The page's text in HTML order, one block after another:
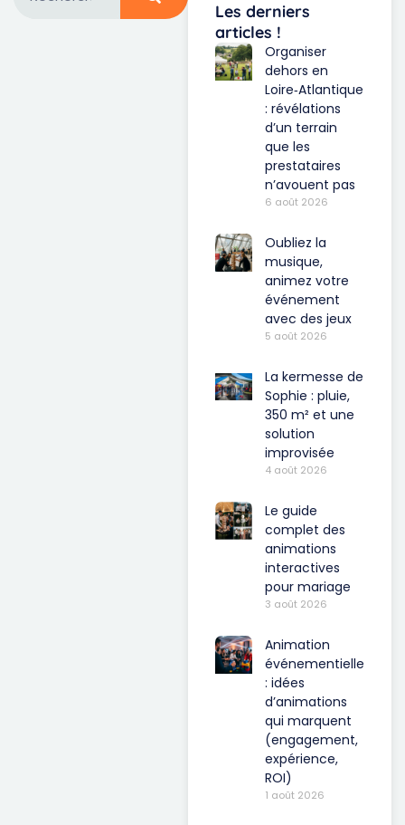
Les derniers
articles !
Organiser
dehors en
Loire‑Atlantique
: révélations
d’un terrain
que les
prestataires
n’avouent pas
6 août 2026
Oubliez la
musique,
animez votre
événement
avec des jeux
5 août 2026
La kermesse de
Sophie : pluie,
350 m² et une
solution
improvisée
4 août 2026
Le guide
complet des
animations
interactives
pour mariage
3 août 2026
Animation
événementielle
: idées
d’animations
qui marquent
(engagement,
expérience,
ROI)
1 août 2026